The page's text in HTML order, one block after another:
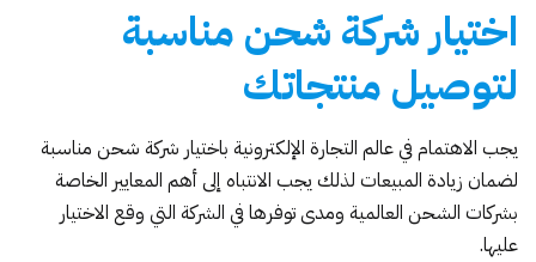
اختيار شركة شحن مناسبة
لتوصيل منتجاتك
يجب الاهتمام في عالم التجارة الإلكترونية باختيار شركة شحن مناسبة
لضمان زيادة المبيعات لذلك يجب الانتباه إلى أهم المعايير الخاصة
بشركات الشحن العالمية ومدى توفرها في الشركة التي وقع الاختيار
عليها.